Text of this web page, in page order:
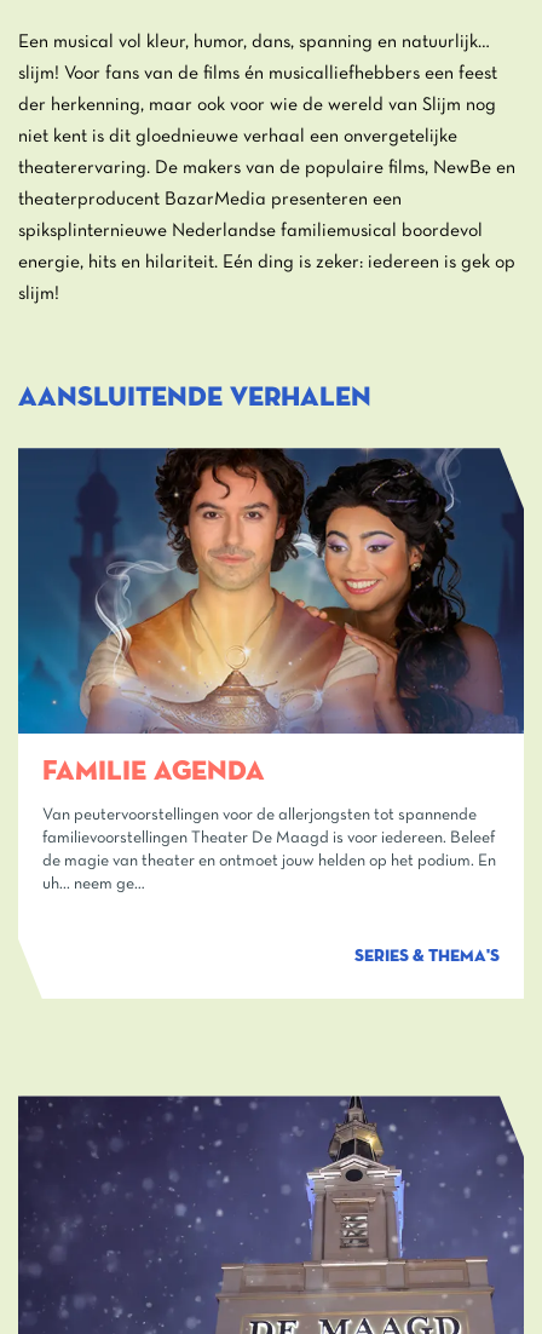
Een musical vol kleur, humor, dans, spanning en natuurlijk…
slijm! Voor fans van de films én musicalliefhebbers een feest
der herkenning, maar ook voor wie de wereld van Slijm nog
niet kent is dit gloednieuwe verhaal een onvergetelijke
theaterervaring. De makers van de populaire films, NewBe en
theaterproducent BazarMedia presenteren een
spiksplinternieuwe Nederlandse familiemusical boordevol
energie, hits en hilariteit. Eén ding is zeker: iedereen is gek op
slijm!
Aansluitende verhalen
FAMILIE AGENDA
Van peutervoorstellingen voor de allerjongsten tot spannende
familievoorstellingen Theater De Maagd is voor iedereen. Beleef
de magie van theater en ontmoet jouw helden op het podium. En
uh... neem ge…
SERIES & THEMA'S